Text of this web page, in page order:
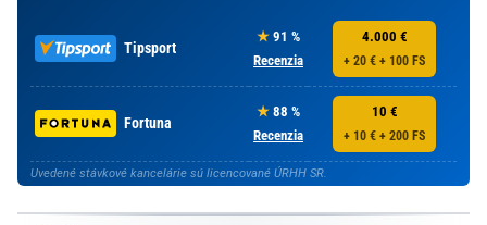
Tipsport
91 %
Recenzia
4.000 €
+ 20 € + 100 FS
Fortuna
88 %
Recenzia
10 €
+ 10 € + 200 FS
Uvedené stávkové kancelárie sú licencované ÚRHH SR.